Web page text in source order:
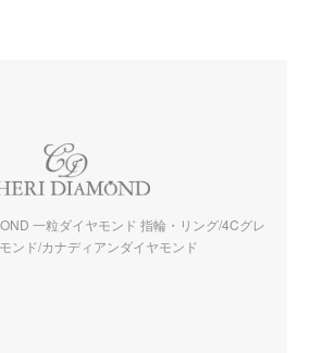
一粒ダイヤモンド 指輪・リング/4Cグレ
ンド/カナディアンダイヤモンド